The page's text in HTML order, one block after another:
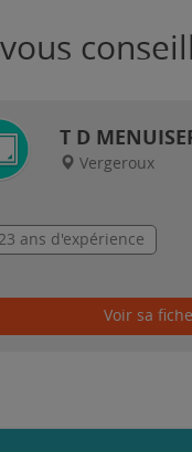
T D
Vergeroux
23 ans d'expérience
Voir sa fiche